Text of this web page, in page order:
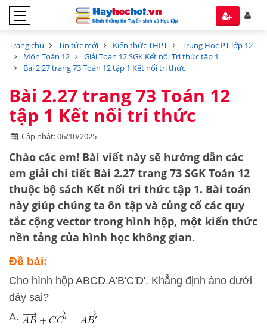
Trang chủ Tin tức mới Kiến thức THPT
Trung Học PT lớp 12
Môn Toán 12
Giải Toán 12 SGK Kết nối Tri thức tập 1
Bài 2.27 trang 73 Toán 12 tập 1 Kết nối tri thức
Bài 2.27 trang 73 Toán 12
tập 1 Kết nối tri thức
Cập nhật: 06/10/2025
Chào các em! Bài viết này sẽ hướng dẫn các
em giải chi tiết Bài 2.27 trang 73 SGK Toán 12
thuộc bộ sách Kết nối tri thức tập 1. Bài toán
này giúp chúng ta ôn tập và củng cố các quy
tắc cộng vector trong hình hộp, một kiến thức
nền tảng của hình học không gian.
Đề bài:
Cho hình hộp ABCD.A'B'C'D'. Khẳng định àno dưới
đây sai?
A.